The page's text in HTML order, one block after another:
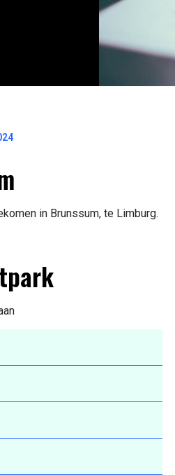
in Brunssum, te Limburg.